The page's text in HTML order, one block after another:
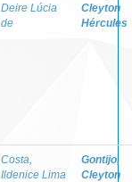
Deire Lúcia
de
Cleyton
Hércules
Costa,
Ildenice Lima
Gontijo,
Cleyton